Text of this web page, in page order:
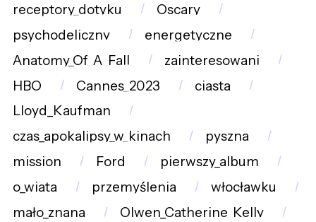
receptory_dotyku
Oscary
psychodeliczny
energetyczne
Anatomy_Of_A_Fall
zainteresowani
HBO
Cannes_2023
ciasta
Lloyd_Kaufman
czas_apokalipsy_w_kinach
pyszna
mission
Ford
pierwszy_album
o_wiata
przemyślenia
włocławku
mało_znana
Olwen_Catherine_Kelly